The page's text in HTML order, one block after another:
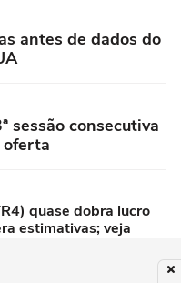
antes de dados do
sessão consecutiva
oferta
quase dobra lucro
estimativas; veja